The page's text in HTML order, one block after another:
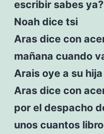
escribir sabes
Noah dice tsi
Aras dice con
mañana cuando
Arais oye a su
Aras dice con
por el despacho
unos cuantos